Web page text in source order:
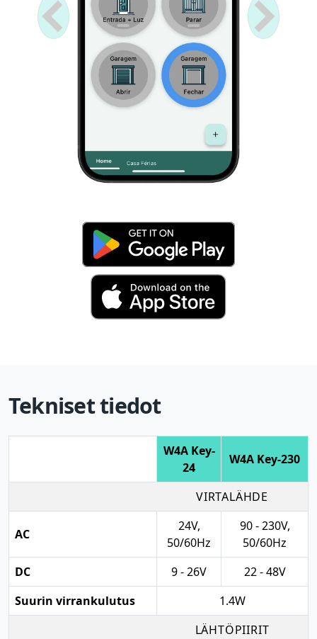
Anterior Próximo
Tekniset tiedot
W4A Key-
24
W4A Key-230
VIRTALÄHDE
AC
24V,
50/60Hz
90 - 230V,
50/60Hz
DC
9 - 26V
22 - 48V
Suurin virrankulutus
1.4W
LÄHTÖPIIRIT